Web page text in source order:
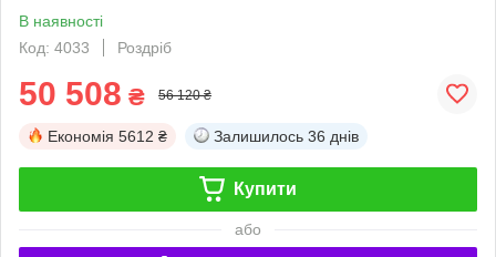
В наявності
Код: 4033
Роздріб
50 508 ₴ 56 120 ₴
Економія 5612 ₴ Залишилось 36 днів
Купити
або